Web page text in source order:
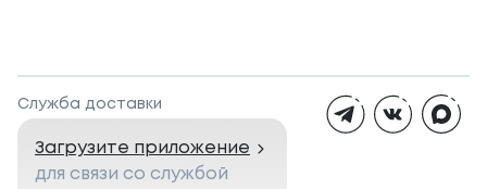
Служба доставки
Загрузите приложение
для связи со службой